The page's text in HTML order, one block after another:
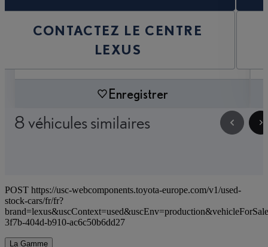
CONTACTEZ LE CENTRE
LEXUS
Enregistrer
8 véhicules similaires
POST https://usc-webcomponents.toyota-europe.com/v1/used-
stock-cars/fr/fr?
3f7b-404d-b910-ac6c50b6dd27
La Gamme